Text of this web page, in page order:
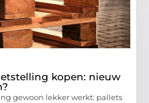
kopen: nieuw
gewoon lekker werkt: pallets